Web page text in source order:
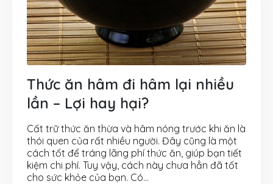
Thức ăn hâm đi hâm lại nhiều
lần – Lợi hay hại?
Cất trữ thức ăn thừa và hâm nóng trước khi ăn là
thói quen của rất nhiều người. Đây cũng là một
cách tốt để tráng lãng phí thức ăn, giúp bạn tiết
kiệm chi phí. Tuy vậy, cách này chưa hẳn đã tốt
cho sức khỏe của bạn. Có...